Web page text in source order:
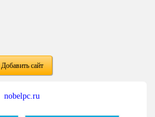
Добавить сайт
nobelpc.ru